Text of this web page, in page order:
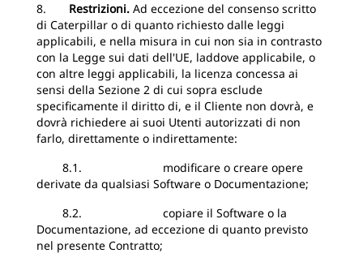
8. Restrizioni. Ad eccezione del consenso scritto
di Caterpillar o di quanto richiesto dalle leggi
applicabili, e nella misura in cui non sia in contrasto
con la Legge sui dati dell'UE, laddove applicabile, o
con altre leggi applicabili, la licenza concessa ai
sensi della Sezione 2 di cui sopra esclude
specificamente il diritto di, e il Cliente non dovrà, e
dovrà richiedere ai suoi Utenti autorizzati di non
farlo, direttamente o indirettamente:
8.1. modificare o creare opere
derivate da qualsiasi Software o Documentazione;
8.2. copiare il Software o la
Documentazione, ad eccezione di quanto previsto
nel presente Contratto;